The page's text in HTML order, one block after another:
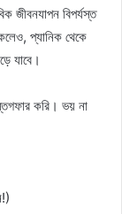
জীবনযাপন বিপর্যস্ত
প্যানিক থেকে
যাবে।
করি। ভয় না